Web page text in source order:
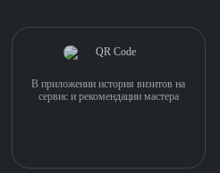
В приложении история визитов на
сервис и рекомендации мастера